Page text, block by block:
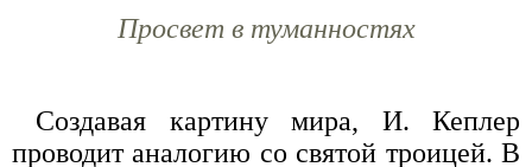
Просвет в туманностях
Создавая картину мира, И. Кеплер
проводит аналогию со святой троицей. В